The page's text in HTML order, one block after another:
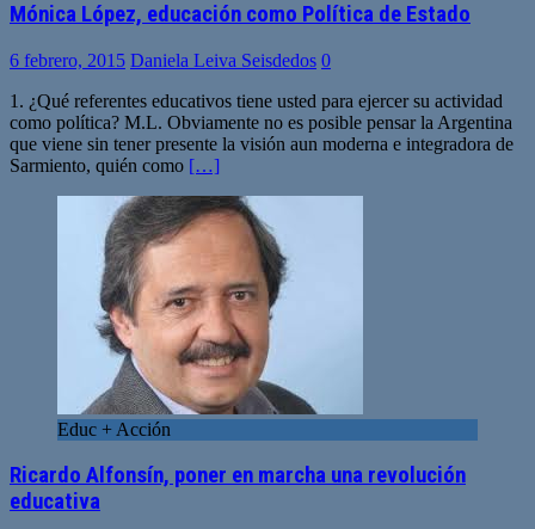
Mónica López, educación como Política de Estado
6 febrero, 2015 Daniela Leiva Seisdedos 0
1. ¿Qué referentes educativos tiene usted para ejercer su actividad
como política? M.L. Obviamente no es posible pensar la Argentina
que viene sin tener presente la visión aun moderna e integradora de
Sarmiento, quién como […]
Educ + Acción
Ricardo Alfonsín, poner en marcha una revolución
educativa